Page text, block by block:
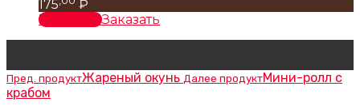
175
₽
В корзинуЗаказать
Пред. продуктЖареный окунь Далее продуктМини-ролл с
крабом